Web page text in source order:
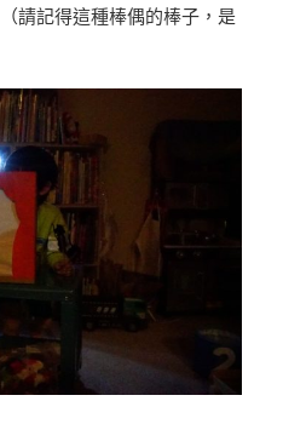
請記得這種棒偶的棒子，是